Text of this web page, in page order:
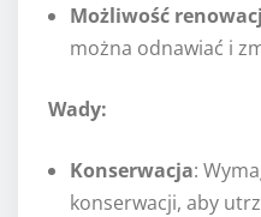
Możliwość
można odnawiać i
Wady:
Konserwacja:
konserwacji, aby